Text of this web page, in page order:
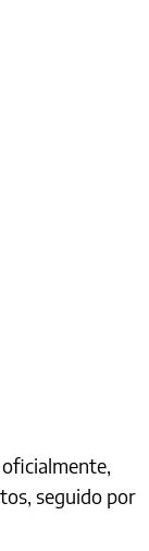
oficialmente,
seguido por